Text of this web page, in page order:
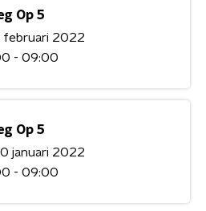
Op 5
februari 2022
- 09:00
Op 5
januari 2022
- 09:00